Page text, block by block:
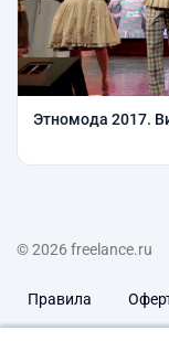
Этномода 2017.
© 2026 freelance.ru
Правила